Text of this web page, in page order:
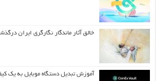
خالق آثار ماندگار نگارگری ایران
آموزش تبدیل دستگاه موبایل به یک